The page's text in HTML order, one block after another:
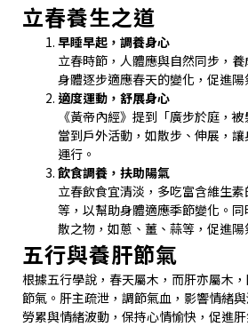
立春養生之道
早睡早起，調養身心
立春時節，人體應與自然同步，
身體逐步適應春天的變化，促進陽
適度運動，舒展身心
《黃帝內經》提到「廣步於庭，
當到戶外活動，如散步、伸展，
運行。
飲食調養，扶助陽氣
立春飲食宜清淡，多吃富含維生
等，以幫助身體適應季節變化。
散之物，如蔥、薑、蒜等，促進陽
五行與養肝節氣
根據五行學說，春天屬木，而肝亦屬木
節氣。肝主疏泄，調節氣血，影響情緒
勞累與情緒波動，保持心情愉快，促進肝